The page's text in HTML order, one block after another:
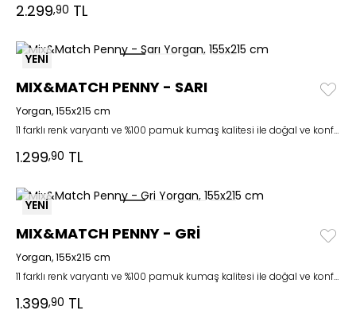
2.299,90 TL
YENİ
MIX&MATCH PENNY - SARI
Yorgan, 155x215 cm
11 farklı renk varyantı ve %100 pamuk kumaş kalitesi ile doğal ve konforlu bir şıklık
1.299,90 TL
YENİ
MIX&MATCH PENNY - GRİ
Yorgan, 155x215 cm
11 farklı renk varyantı ve %100 pamuk kumaş kalitesi ile doğal ve konforlu bir şıklık
1.399,90 TL